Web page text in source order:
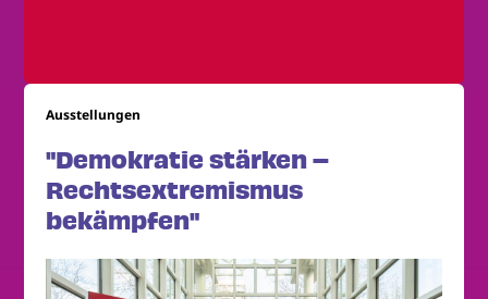
Ausstellungen
"Demokratie stärken –
Rechtsextremismus
bekämpfen"